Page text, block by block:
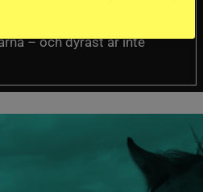
– och dyrast är inte